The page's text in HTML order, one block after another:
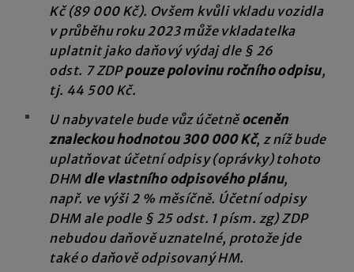
Kč (89 000 Kč). Ovšem kvůli vkladu vozidla
v průběhu roku 2023 může vkladatelka
uplatnit jako daňový výdaj dle § 26
odst. 7 ZDPpouze polovinu ročního odpisu,
tj. 44 500 Kč.
U nabyvatele bude vůz účetněoceněn
znaleckou hodnotou 300 000 Kč, z níž bude
uplatňovat účetní odpisy (oprávky) tohoto
DHM dle vlastního odpisového plánu,
např. ve výši 2 % měsíčně. Účetní odpisy
DHM ale podle § 25 odst. 1 písm. zg) ZDP
nebudou daňově uznatelné, protože jde
také o daňově odpisovaný HM.